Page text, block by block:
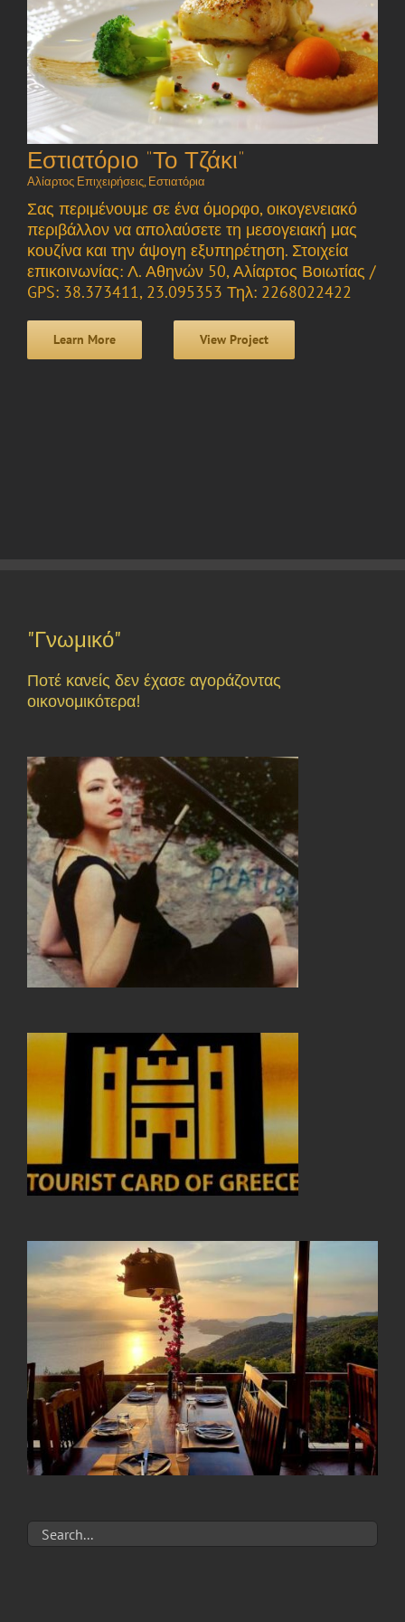
Εστιατόριο “Το Τζάκι”
Αλίαρτος Επιχειρήσεις, Εστιατόρια
Σας περιμένουμε σε ένα όμορφο, οικογενειακό
περιβάλλον να απολαύσετε τη μεσογειακή μας
κουζίνα και την άψογη εξυπηρέτηση. Στοιχεία
επικοινωνίας: Λ. Αθηνών 50, Αλίαρτος Βοιωτίας /
GPS: 38.373411, 23.095353 Τηλ: 2268022422
Learn More View Project
"Γνωμικό"
Ποτέ κανείς δεν έχασε αγοράζοντας
οικονομικότερα!